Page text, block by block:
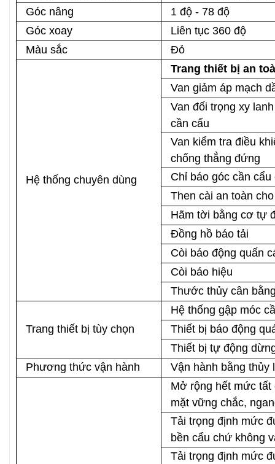
Góc nâng
1 độ - 78 độ
Góc xoay
Liên tục 360 độ
Màu sắc
Đỏ
Hệ thống chuyên dùng
Trang thiết bị an
Van giảm áp mạch
Van đối trọng xy
cần cẩu
Van kiểm tra điều
chống thẳng đứng
Chỉ báo góc cần
Then cài an toàn
Hãm tời bằng cơ tự
Đồng hồ báo tải
Còi báo động quấn
Còi báo hiệu
Thước thủy cân
Trang thiết bị tùy chọn
Hệ thống gập móc
Thiết bị báo động
Thiết bị tự động
Phương thức vận hành
Vận hành bằng thủy
Mở rộng hết mức tất
mặt vững chắc,
Tải trọng định mức
bền cẩu chứ không
Tải trọng định mức